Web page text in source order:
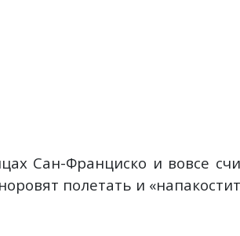
Сан-Франциско и вовсе
полетать и